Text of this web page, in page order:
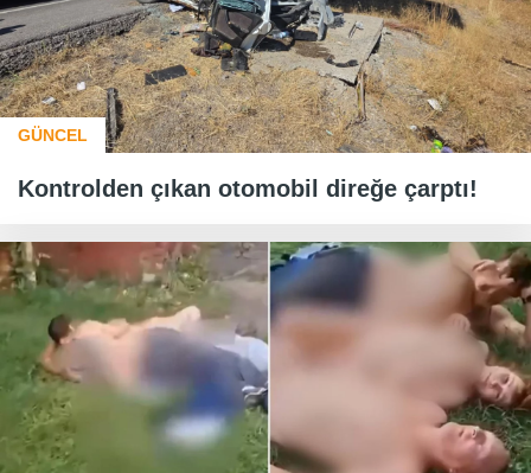
GÜNCEL
Kontrolden çıkan otomobil direğe çarptı!